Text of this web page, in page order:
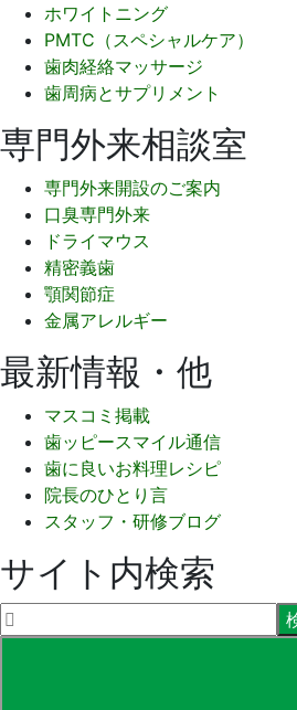
ホワイトニング
PMTC（スペシャルケア）
歯肉経絡マッサージ
歯周病とサプリメント
専門外来相談室
専門外来開設のご案内
口臭専門外来
ドライマウス
精密義歯
顎関節症
金属アレルギー
最新情報・他
マスコミ掲載
歯ッピースマイル通信
歯に良いお料理レシピ
院長のひとり言
スタッフ・研修ブログ
サイト内検索